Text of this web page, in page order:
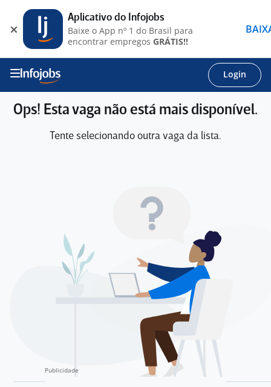
Login
Ops! Esta vaga não está mais disponível.
Tente selecionando outra vaga da lista.
Aplicativo do Infojobs
Baixe o App nº 1 do Brasil para
encontrar empregos GRÁTIS!!